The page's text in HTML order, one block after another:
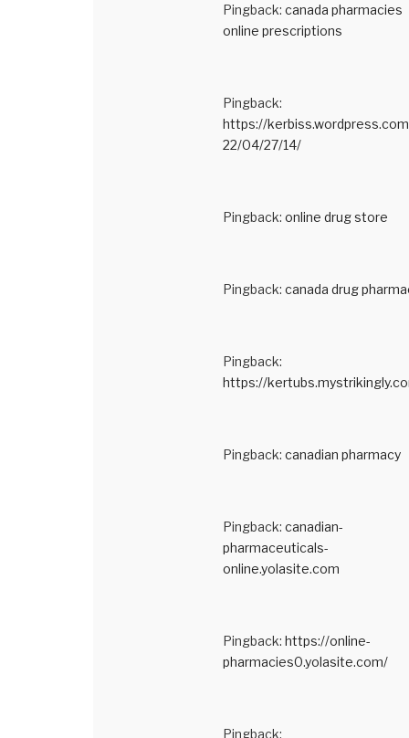
Pingback: canada pharmacies
online prescriptions
Pingback:
https://
22/04/27/14/
Pingback: online drug store
Pingback: canada drug
Pingback:
https://
Pingback: canadian pharmacy
Pingback: canadian-
pharmaceuticals-
online.yolasite.com
Pingback: https://online-
pharmacies0.yolasite.com/
Pingback: